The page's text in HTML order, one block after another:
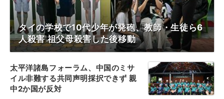
タイの学校で10代少年が発砲、教師・生徒ら6
人殺害 祖父母殺害した後移動
太平洋諸島フォーラム、中国のミサ
イル非難する共同声明採択できず 親
中2か国が反対